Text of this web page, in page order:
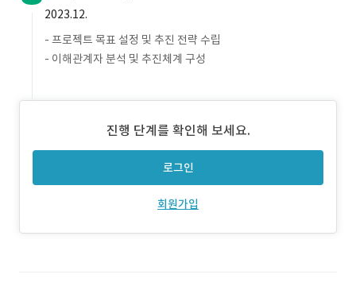
2023.12.
- 프로젝트 목표 설정 및 추진 전략 수립
- 이해관계자 분석 및 추진체계 구성
진행 단계를 확인해 보세요.
로그인
회원가입